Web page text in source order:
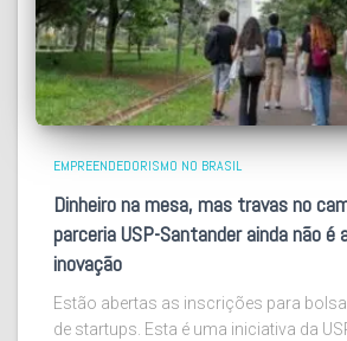
EMPREENDEDORISMO NO BRASIL
Dinheiro na mesa, mas travas no
parceria USP-Santander ainda não é
inovação
Estão abertas as inscrições para
de startups. Esta é uma iniciativa da